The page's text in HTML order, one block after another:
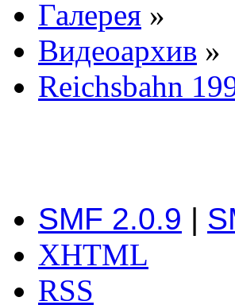
Галерея »
Видеоархив »
Reichsbahn
SMF 2.0.9 |
XHTML
RSS